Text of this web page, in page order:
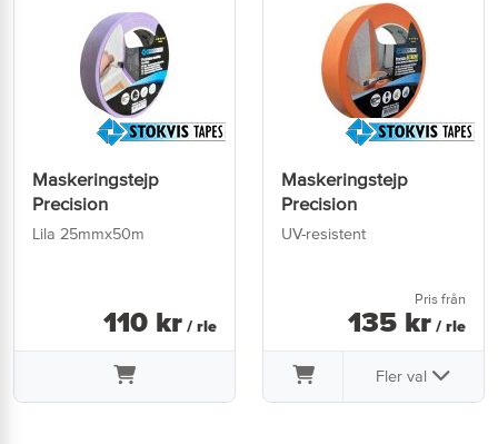
Maskeringstejp
Precision
Lila 25mmx50m
110 kr / rle
Maskeringstejp
Precision
UV-resistent
Pris från
135 kr / rle
Fler val